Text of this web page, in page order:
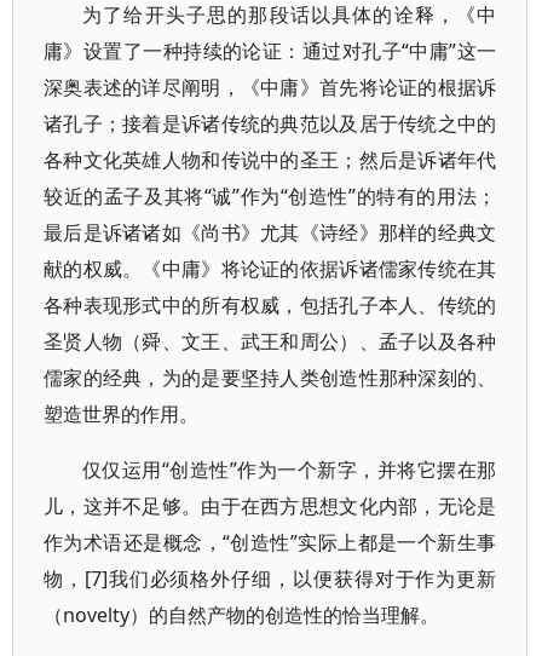
为了给开头子思的那段话以具体的诠释，《中
庸》设置了一种持续的论证：通过对孔子“中庸”这一
深奥表述的详尽阐明，《中庸》首先将论证的根据诉
诸孔子；接着是诉诸传统的典范以及居于传统之中的
各种文化英雄人物和传说中的圣王；然后是诉诸年代
较近的孟子及其将“诚”作为“创造性”的特有的用法；
最后是诉诸诸如《尚书》尤其《诗经》那样的经典文
献的权威。《中庸》将论证的依据诉诸儒家传统在其
各种表现形式中的所有权威，包括孔子本人、传统的
圣贤人物（舜、文王、武王和周公）、孟子以及各种
儒家的经典，为的是要坚持人类创造性那种深刻的、
塑造世界的作用。
仅仅运用“创造性”作为一个新字，并将它摆在那
儿，这并不足够。由于在西方思想文化内部，无论是
作为术语还是概念，“创造性”实际上都是一个新生事
物，[7]我们必须格外仔细，以便获得对于作为更新
（novelty）的自然产物的创造性的恰当理解。